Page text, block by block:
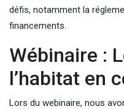
défis, notamment la
financements.
Wébinaire :
l’habitat en
Lors du webinaire, nous